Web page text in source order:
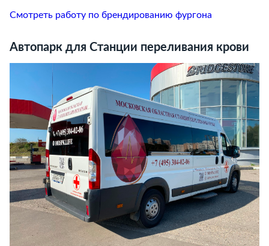
Смотреть работу по брендированию фургона
Автопарк для Станции переливания крови